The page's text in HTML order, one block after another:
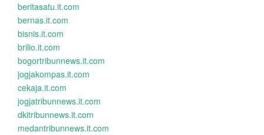
beritasatu.it.com
bernas.it.com
bisnis.it.com
brilio.it.com
bogortribunnews.it.com
jogjakompas.it.com
cekaja.it.com
jogjatribunnews.it.com
dkitribunnews.it.com
medantribunnews.it.com